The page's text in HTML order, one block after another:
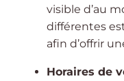
visible d’au
différentes
afin d’offrir
Horaires de